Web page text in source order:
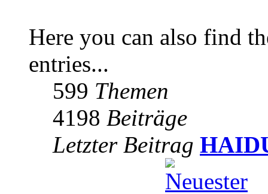
Here you can also find
entries...
599 Themen
4198 Beiträge
Letzter Beitrag